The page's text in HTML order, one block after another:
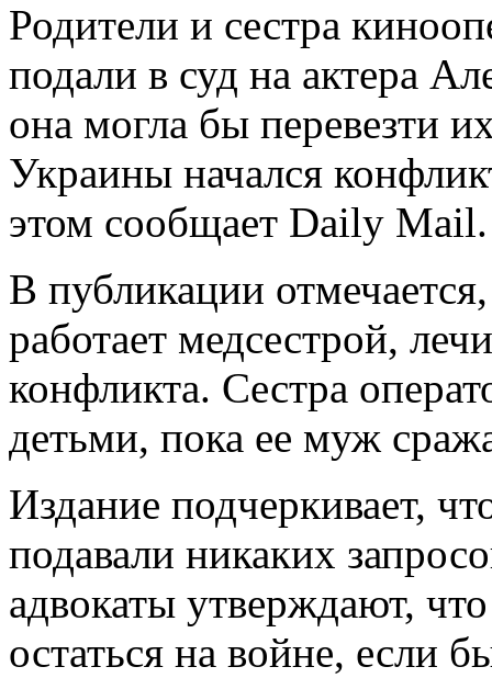
Родители и сестра
подали в суд на актера
она могла бы перевезти
Украины начался
этом сообщает Daily Mail.
В публикации
работает медсестрой,
конфликта. Сестра
детьми, пока ее муж
Издание подчеркивает,
подавали никаких
адвокаты утверждают,
остаться на войне, если